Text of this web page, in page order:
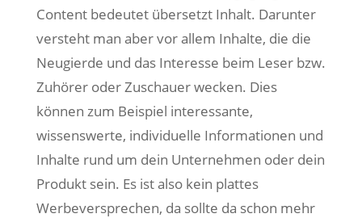
Content bedeutet übersetzt Inhalt. Darunter
versteht man aber vor allem Inhalte, die die
Neugierde und das Interesse beim Leser bzw.
Zuhörer oder Zuschauer wecken. Dies
können zum Beispiel interessante,
wissenswerte, individuelle Informationen und
Inhalte rund um dein Unternehmen oder dein
Produkt sein. Es ist also kein plattes
Werbeversprechen, da sollte da schon mehr